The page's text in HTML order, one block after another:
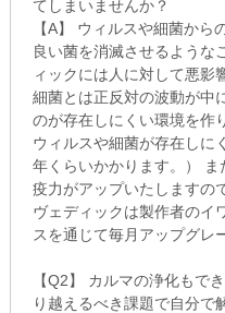
てしまいませんか？
【A】 ウィルスや細菌から
良い菌を消滅させるような
ィックには人に対して悪影
細菌とは正反対の波動が中
のが存在しにくい環境を作
ウィルスや細菌が存在しに
年くらいかかります。）
疫力がアップいたしますの
ヴェディックは製作者のイ
スを通じて毎月アップグレ
【Q2】 カルマの浄化もで
り越えるべき課題で自分で